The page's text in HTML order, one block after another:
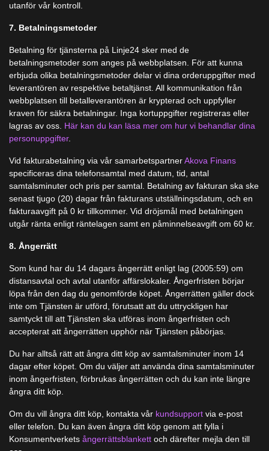
utanför vår kontroll.
7. Betalningsmetoder
Betalning för tjänsterna på Linje24 sker med de
betalningsmetoder som anges på webbplatsen. För att kunna
erbjuda olika betalningsmetoder delar vi dina orderuppgifter med
leverantören av respektive betaltjänst. All kommunikation från
webbplatsen till betalleverantören är krypterad och uppfyller
kraven för säkra betalningar. Inga kortuppgifter registreras eller
lagras av oss. Här kan du kan läsa mer om hur vi behandlar dina
personuppgifter.
Vid fakturabetalning via vår samarbetspartnerAkova Finans
specificeras dina telefonsamtal med datum, tid, antal
samtalsminuter och pris per samtal. Betalning av fakturan ska ske
senast tjugo (20) dagar från fakturans utställningsdatum, och en
fakturaavgift på 0 kr tillkommer. Vid dröjsmål med betalningen
utgår ränta enligt räntelagen samt en påminnelseavgift om 60 kr.
8. Ångerrätt
Som kund har du 14 dagars ångerrätt enligt lag (2005:59) om
distansavtal och avtal utanför affärslokaler. Ångerfristen börjar
löpa från den dag du genomförde köpet. Ångerrätten gäller dock
inte om Tjänsten är utförd, förutsatt att du uttryckligen har
samtyckt till att Tjänsten ska utföras inom ångerfristen och
accepterat att ångerrätten upphör när Tjänsten påbörjas.
Du har alltså rätt att ångra ditt köp av samtalsminuter inom 14
dagar efter köpet. Om du väljer att använda dina samtalsminuter
inom ångerfristen, förbrukas ångerrätten och du kan inte längre
ångra ditt köp.
Om du vill ångra ditt köp, kontakta vår kundsupport via e-post
eller telefon. Du kan även ångra ditt köp genom att fylla i
Konsumentverkets ångerrättsblankett och därefter mejla den till